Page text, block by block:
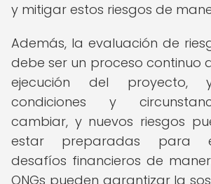
y mitigar estos riesgos de
Además, la evaluación de
debe ser un proceso continuo
ejecución del
condiciones y
cambiar, y nuevos riesgos
estar preparadas para
desafíos financieros de
ONGs pueden garantizar la